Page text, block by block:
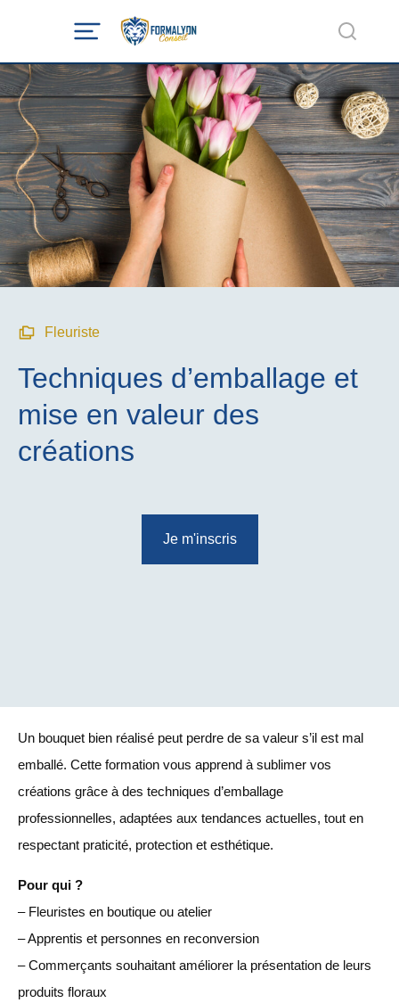
Fleuriste
Techniques d’emballage et
mise en valeur des
créations
Je m'inscris
Un bouquet bien réalisé peut perdre de sa valeur s’il est mal
emballé. Cette formation vous apprend à sublimer vos
créations grâce à des techniques d’emballage
professionnelles, adaptées aux tendances actuelles, tout en
respectant praticité, protection et esthétique.
Pour qui ?
– Fleuristes en boutique ou atelier
– Apprentis et personnes en reconversion
– Commerçants souhaitant améliorer la présentation de leurs
produits floraux